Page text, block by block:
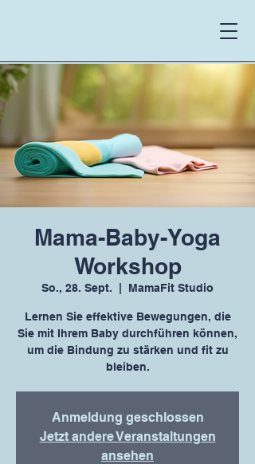
Mama-Baby-Yoga
Workshop
So., 28. Sept. MamaFit Studio
Lernen Sie effektive Bewegungen, die
Sie mit Ihrem Baby durchführen können,
um die Bindung zu stärken und fit zu
bleiben.
Anmeldung geschlossen
Jetzt andere Veranstaltungen
ansehen